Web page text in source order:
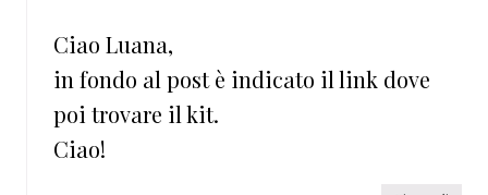
Ciao Luana,
in fondo al post è indicato il link dove
poi trovare il kit.
Ciao!